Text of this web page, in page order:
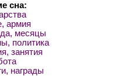
сна:
армия
месяцы
политика
занятия
награды